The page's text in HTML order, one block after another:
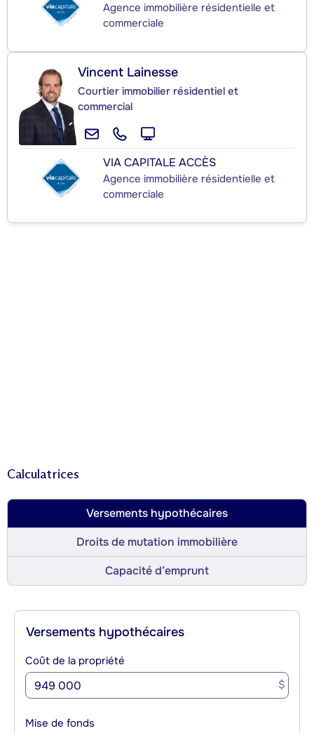
Agence immobilière résidentielle et
commerciale
Vincent Lainesse
Courtier immobilier résidentiel et
commercial
VIA CAPITALE ACCÈS
Agence immobilière résidentielle et
commerciale
Calculatrices
Versements hypothécaires
Droits de mutation immobilière
Capacité d’emprunt
Versements hypothécaires
Coût de la propriété
$
Mise de fonds